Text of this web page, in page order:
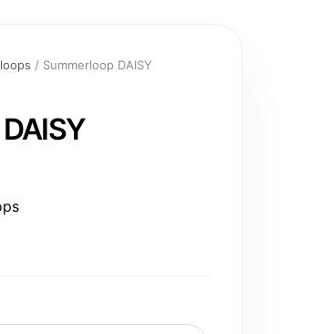
/ Summerloop DAISY